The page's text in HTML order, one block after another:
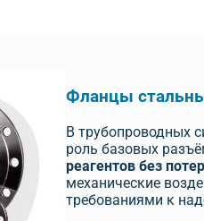
Фланцы
В трубопроводных
роль базовых
реагентов без
механические
требованиями к